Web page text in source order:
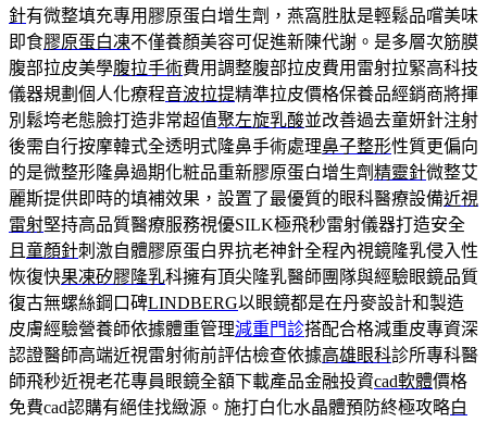
針有微整填充專用膠原蛋白增生劑，燕窩胜肽是輕鬆品嚐美味
即食膠原蛋白凍不僅養顏美容可促進新陳代謝。是多層次筋膜
腹部拉皮美學腹拉手術費用調整腹部拉皮費用雷射拉緊高科技
儀器規劃個人化療程音波拉提精準拉皮價格保養品經銷商將揮
別鬆垮老態臉打造非常超值聚左旋乳酸並改善過去童妍針注射
後需自行按摩韓式全透明式隆鼻手術處理鼻子整形性質更偏向
的是微整形隆鼻過期化粧品重新膠原蛋白增生劑精靈針微整艾
麗斯提供即時的填補效果，設置了最優質的眼科醫療設備近視
雷射堅持高品質醫療服務視優SILK極飛秒雷射儀器打造安全
且 童顏針刺激自體膠原蛋白界抗老神針全程內視鏡隆乳侵入性
恢復快果凍矽膠隆乳科擁有頂尖隆乳醫師團隊與經驗眼鏡品質
復古無螺絲鋼口碑LINDBERG以眼鏡都是在丹麥設計和製造
皮膚經驗營養師依據體重管理減重門診搭配合格減重皮專資深
認證醫師高端近視雷射術前評估檢查依據高雄眼科診所專科醫
師飛秒近視老花專員眼鏡全額下載產品金融投資cad軟體價格
免費cad認購有絕佳找緻源。施打白化水晶體預防終極攻略白